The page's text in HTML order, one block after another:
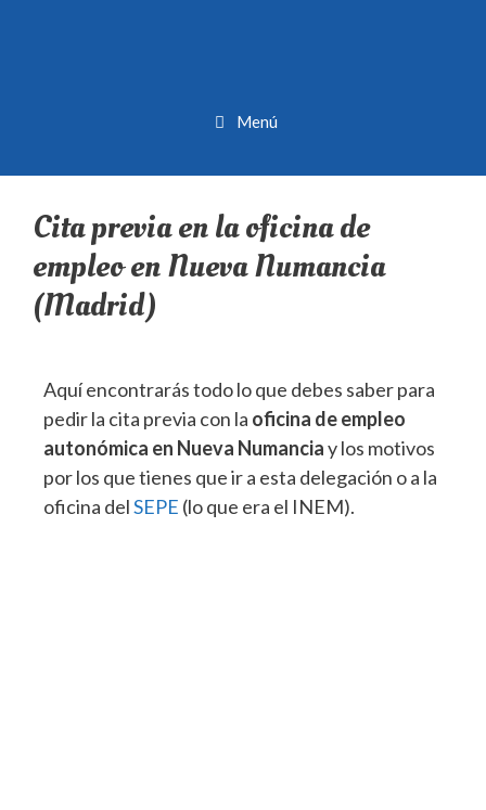
Menú
Cita previa en la oficina de
empleo en Nueva Numancia
(Madrid)
Aquí encontrarás todo lo que debes saber para
pedir la cita previa con la oficina de empleo
autonómica en Nueva Numanciay los motivos
por los que tienes que ir a esta delegación o a la
oficina delSEPE (lo que era el INEM).